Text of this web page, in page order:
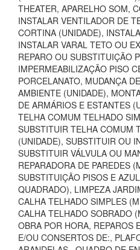
THEATER, APARELHO SOM,
INSTALAR VENTILADOR DE
CORTINA (UNIDADE),
INSTALAR VARAL TETO OU
REPARO OU SUBSTITUIÇÃO
IMPERMEABILIZAÇÃO PISO
PORCELANATO, MUDANÇA
AMBIENTE (UNIDADE),
DE ARMÁRIOS E ESTANTES
TELHA COMUM TELHADO
SUBSTITUIR TELHA COMUM
(UNIDADE), SUBSTITUIR OU
SUBSTITUIR VÁLVULA OU
REPARADORA DE PAREDES
SUBSTITUIÇÃO PISOS E
QUADRADO), LIMPEZA
CALHA TELHADO SIMPLES
CALHA TELHADO SOBRADO
OBRA POR HORA, REPAROS
E/OU CONSERTOS DE:,